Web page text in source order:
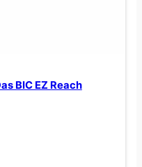
BIC EZ Reach